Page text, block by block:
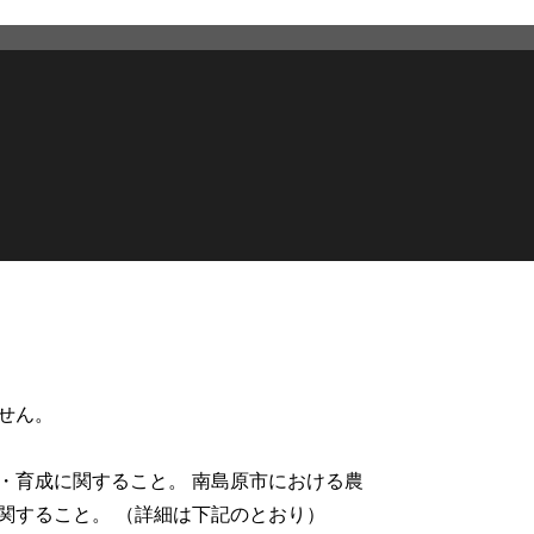
ん。
育成に関すること。 南島原市における農
ること。 （詳細は下記のとおり）